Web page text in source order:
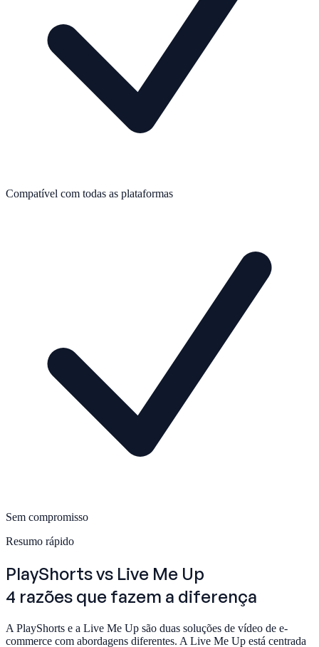
Compatível com todas as plataformas
Sem compromisso
Resumo rápido
PlayShortsvs Live Me Up
4 razões que fazem a diferença
A PlayShorts e a Live Me Up são duas soluções de vídeo de e-
commerce com abordagens diferentes. A Live Me Up está centrada